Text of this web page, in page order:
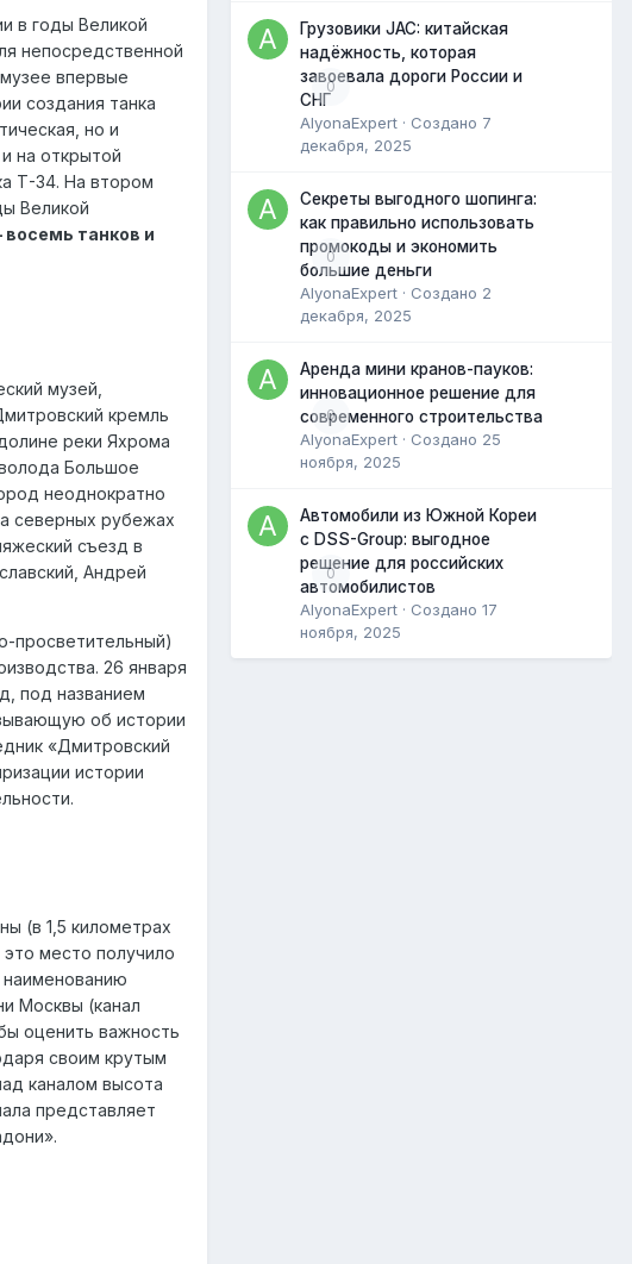
в годы Великой
непосредственной
впервые
создания танка
но и
на открытой
Т-34. На втором
Великой
танков и
музей,
кремль
реки Яхрома
Большое
неоднократно
северных рубежах
съезд в
Андрей
просветительный)
26 января
под названием
об истории
«Дмитровский
истории
(в 1,5 километрах
место получило
наименованию
Москвы (канал
оценить важность
своим крутым
каналом высота
представляет
0
Грузовики JAC: китайская
надёжность, которая
завоевала дороги России и
СНГ
AlyonaExpert · Создано 7
декабря, 2025
0
Секреты выгодного шопинга:
как правильно использовать
промокоды и экономить
большие деньги
AlyonaExpert · Создано 2
декабря, 2025
0
Аренда мини кранов-пауков:
инновационное решение для
современного строительства
AlyonaExpert · Создано 25
ноября, 2025
0
Автомобили из Южной Кореи
с DSS-Group: выгодное
решение для российских
автомобилистов
AlyonaExpert · Создано 17
ноября, 2025